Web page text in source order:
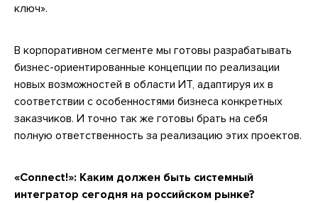
ключ».
В корпоративном сегменте мы готовы разрабатывать
бизнес-ориентированные концепции по реализации
новых возможностей в области ИТ, адаптируя их в
соответствии с особенностями бизнеса конкретных
заказчиков. И точно так же готовы брать на себя
полную ответственность за реализацию этих проектов.
«Connect!»: Каким должен быть системный
интегратор сегодня на российском рынке?